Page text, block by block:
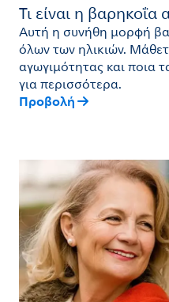
Τι είναι η βαρηκοΐα
Αυτή η συνήθη μορφή
όλων των ηλικιών.
αγωγιμότητας και ποια
για περισσότερα.
Προβολή